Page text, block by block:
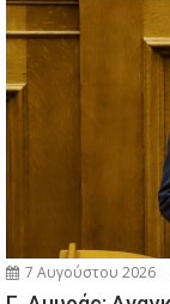
7 Αυγούστου 2026